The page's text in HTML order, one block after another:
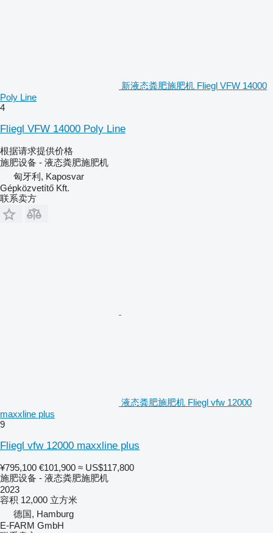
新液态粪肥施肥机 Fliegl VFW 14000
Poly Line
4
Fliegl VFW 14000 Poly Line
根据请求提供价格
施肥设备 - 液态粪肥施肥机
匈牙利, Kaposvar
Gépközvetítő Kft.
联系卖方
液态粪肥施肥机 Fliegl vfw 12000
maxxline plus
9
Fliegl vfw 12000 maxxline plus
¥795,100 €101,900 ≈ US$117,800
施肥设备 - 液态粪肥施肥机
2023
容积 12,000 立方米
德国, Hamburg
E-FARM GmbH